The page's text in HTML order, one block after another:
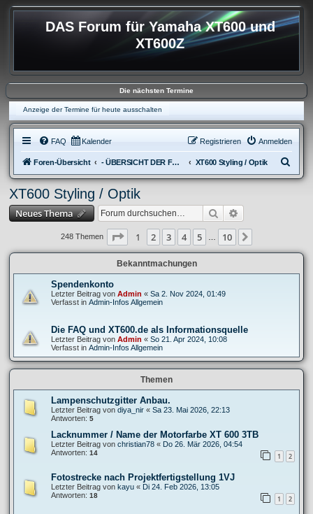
DAS Forum für Yamaha XT600 und
XT600Z
Die nächsten Termine
Anzeige der Termine für heute ausschalten
FAQ Kalender Anmelden
Registrieren
Foren-Übersicht - ÜBERSICHT DER FOREN XT600 XT600 Styling / Optik
u
XT600 Styling / Optik
Neues Thema Suche
248 Themen Seite 1von 10
1 2 3 4 5 10
Bekanntmachungen
Spendenkonto
Letzter Beitrag von Admin « Sa 2. Nov 2024, 01:49
Verfasst in Admin-Infos Allgemein
Die FAQ und XT600.de als Informationsquelle
Letzter Beitrag von Admin « So 21. Apr 2024, 10:08
Verfasst in Admin-Infos Allgemein
Themen
Lampenschutzgitter Anbau.
Letzter Beitrag von diya_nir « Sa 23. Mai 2026, 22:13
Antworten: 5
Lacknummer / Name der Motorfarbe XT 600 3TB
Letzter Beitrag von christian78 « Do 26. Mär 2026, 04:54
Antworten: 14 1 2
Fotostrecke nach Projektfertigstellung 1VJ
Letzter Beitrag von kayu « Di 24. Feb 2026, 13:05
Antworten: 18 1 2